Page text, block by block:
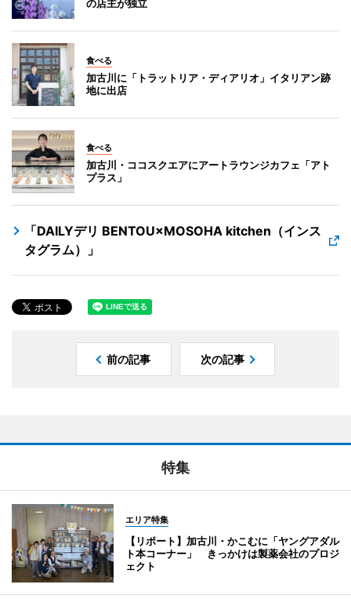
の店主が独立
食べる
加古川に「トラットリア・ディアリオ」イタリアン跡
地に出店
食べる
加古川・ココスクエアにアートラウンジカフェ「アト
プラス」
「DAILYデリ BENTOU×MOSOHA kitchen（インス
タグラム）」
前の記事 次の記事
特集
エリア特集
【リポート】加古川・かこむに「ヤングアダル
ト本コーナー」 きっかけは製薬会社のプロジ
ェクト